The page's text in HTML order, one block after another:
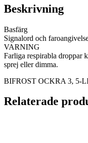
Beskrivning
Basfärg
Signalord och
VARNING
Farliga respirabla droppar
sprej eller dimma.
BIFROST OCKRA 3, 5-
Relaterade